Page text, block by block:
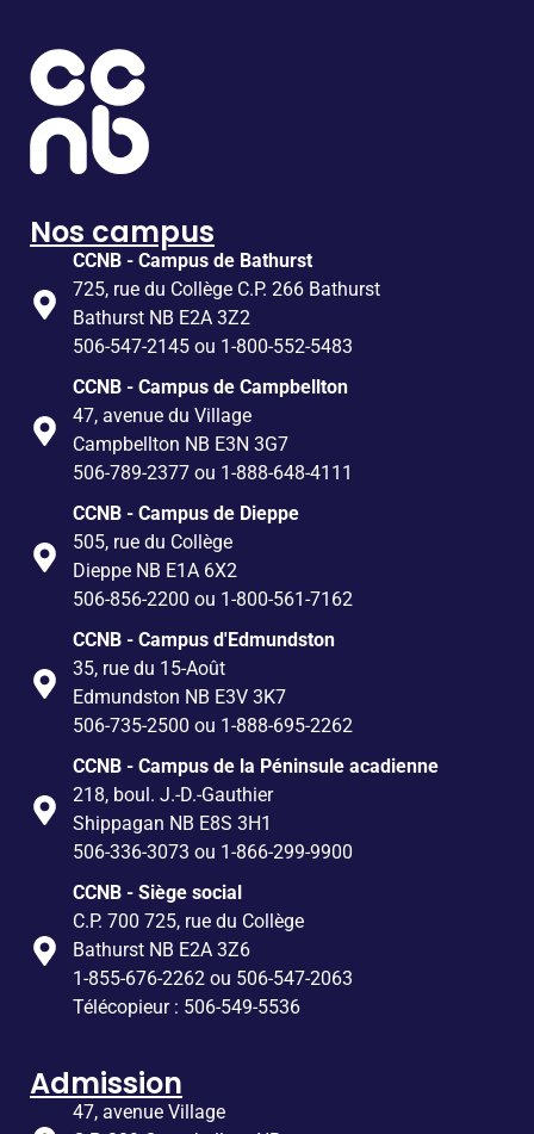
Nos campus
CCNB - Campus de Bathurst
725, rue du Collège C.P. 266 Bathurst
Bathurst NB E2A 3Z2
506-547-2145 ou 1-800-552-5483
CCNB - Campus de Campbellton
47, avenue du Village
Campbellton NB E3N 3G7
506-789-2377 ou 1-888-648-4111
CCNB - Campus de Dieppe
505, rue du Collège
Dieppe NB E1A 6X2
506-856-2200 ou 1-800-561-7162
CCNB - Campus d'Edmundston
35, rue du 15-Août
Edmundston NB E3V 3K7
506-735-2500 ou 1-888-695-2262
CCNB - Campus de la Péninsule acadienne
218, boul. J.-D.-Gauthier
Shippagan NB E8S 3H1
506-336-3073 ou 1-866-299-9900
CCNB - Siège social
C.P. 700 725, rue du Collège
Bathurst NB E2A 3Z6
1-855-676-2262 ou 506-547-2063
Télécopieur : 506-549-5536
Admission
47, avenue Village